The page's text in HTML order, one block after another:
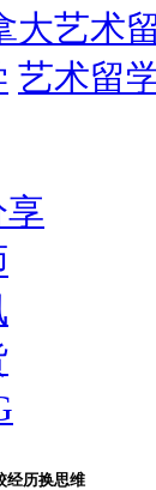
大艺术
艺术留
经历换思维